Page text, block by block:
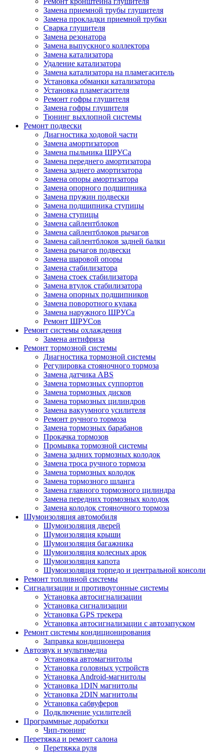
Замена приемной трубы глушителя
Замена прокладки приемной трубки
Сварка глушителя
Замена резонатора
Замена выпускного коллектора
Замена катализатора
Удаление катализатора
Замена катализатора на пламегаситель
Установка обманки катализатора
Установка пламегасителя
Ремонт гофры глушителя
Замена гофры глушителя
Тюнинг выхлопной системы
Ремонт подвески
Диагностика ходовой части
Замена амортизаторов
Замена пыльника ШРУСа
Замена переднего амортизатора
Замена заднего амортизатора
Замена опоры амортизатора
Замена опорного подшипника
Замена пружин подвески
Замена подшипника ступицы
Замена ступицы
Замена сайлентблоков
Замена сайлентблоков рычагов
Замена сайлентблоков задней балки
Замена рычагов подвески
Замена шаровой опоры
Замена стабилизатора
Замена стоек стабилизатора
Замена втулок стабилизатора
Замена опорных подшипников
Замена поворотного кулака
Замена наружного ШРУСа
Ремонт ШРУСов
Ремонт системы охлаждения
Замена антифриза
Ремонт тормозной системы
Диагностика тормозной системы
Регулировка стояночного тормоза
Замена датчика ABS
Замена тормозных суппортов
Замена тормозных дисков
Замена тормозных цилиндров
Замена вакуумного усилителя
Ремонт ручного тормоза
Замена тормозных барабанов
Прокачка тормозов
Промывка тормозной системы
Замена задних тормозных колодок
Замена троса ручного тормоза
Замена тормозных колодок
Замена тормозного шланга
Замена главного тормозного цилиндра
Замена передних тормозных колодок
Замена колодок стояночного тормоза
Шумоизоляция автомобиля
Шумоизоляция дверей
Шумоизоляция крыши
Шумоизоляция багажника
Шумоизоляция колесных арок
Шумоизоляция капота
Шумоизоляция торпедо и центральной консоли
Ремонт топливной системы
Сигнализации и противоугонные системы
Установка автосигнализации
Установка сигнализации
Установка GPS трекера
Установка автосигнализации с автозапуском
Ремонт системы кондиционирования
Заправка кондиционера
Автозвук и мультимедиа
Установка автомагнитолы
Установка головных устройств
Установка Android-магнитолы
Установка 1DIN магнитолы
Установка 2DIN магнитолы
Установка сабвуферов
Подключение усилителей
Программные доработки
Чип-тюнинг
Перетяжка и ремонт салона
Перетяжка руля